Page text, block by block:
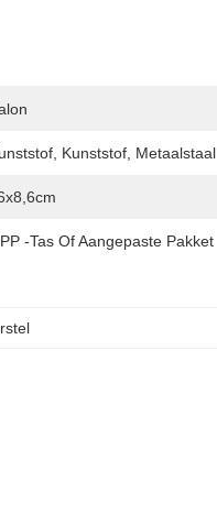
Kunststof, Metaalstaal
-tas Of Aangepaste Pakket